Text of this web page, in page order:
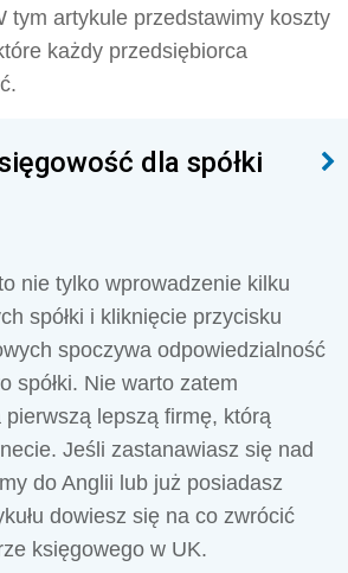
tym artykule przedstawimy koszty
każdy przedsiębiorca
dla spółki
nie tylko wprowadzenie kilku
spółki i kliknięcie przycisku
spoczywa odpowiedzialność
spółki. Nie warto zatem
lepszą firmę, którą
Jeśli zastanawiasz się nad
do Anglii lub już posiadasz
dowiesz się na co zwrócić
księgowego w UK.